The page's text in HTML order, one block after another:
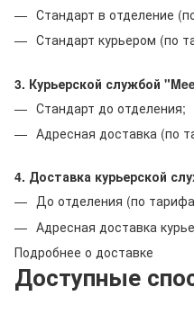
Стандарт в отделение
Стандарт курьером (по
3. Курьерской службой
Стандарт до отделения;
Адресная доставка (по
4. Доставка курьерской
До отделения (по
Адресная доставка
Подробнее о доставке
Доступные